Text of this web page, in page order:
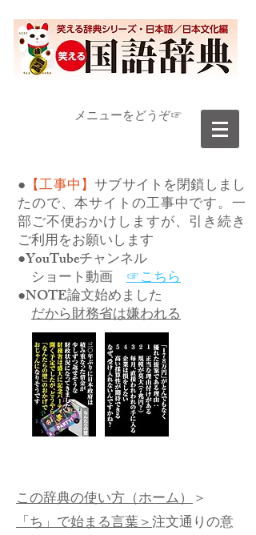
​メニューをどうぞ☞
● 【工事中】サブサイトを閉鎖しまし
たので、本サイトの工事中です。一
部ご不便おかけしますが、引き続き
ご利用をお願いします
●YouTubeチャンネル
ショート動画 ☞こちら
●NOTE論文始めました
だから財務省は嫌われる
この辞典の使い方（ホーム）＞
「ち」で始まる言葉＞注文通りの意